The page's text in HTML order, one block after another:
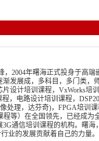
2004年曙海正式投身于高端
发展成，多科目，多门类，
设计培训课程，VxWorks培训
，电路设计培训课程，
处理，达芬奇)，FPGA培训
程等）在全国领先，已经成
通信培训课程的机构。曙
业的发展贡献着自己的力量。